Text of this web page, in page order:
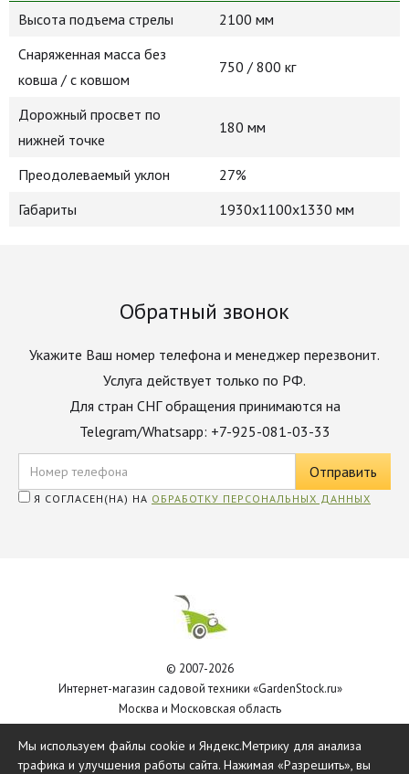
Высота подъема стрелы
2100 мм
Снаряженная масса без
ковша / с ковшом
750 / 800 кг
Дорожный просвет по
нижней точке
180 мм
Преодолеваемый уклон
27%
Габариты
1930x1100x1330 мм
Обратный звонок
Укажите Ваш номер телефона и менеджер перезвонит.
Услуга действует только по РФ.
Для стран СНГ обращения принимаются на
Telegram/Whatsapp: +7-925-081-03-33
Я СОГЛАСЕН(НА) НА ОБРАБОТКУ ПЕРСОНАЛЬНЫХ ДАННЫХ
© 2007-2026
Интернет-магазин садовой техники «GardenStock.ru»
Москва и Московская область
Мы используем файлы cookie и Яндекс.Метрику для анализа
трафика и улучшения работы сайта. Нажимая «Разрешить», вы